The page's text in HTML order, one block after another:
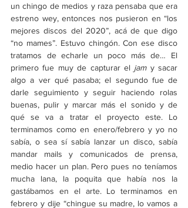
un chingo de medios y raza pensaba que era
estreno wey, entonces nos pusieron en “los
mejores discos del 2020”, acá de que digo
“no mames”. Estuvo chingón. Con ese disco
tratamos de echarle un poco más de… El
primero fue muy de capturar el jam y sacar
algo a ver qué pasaba; el segundo fue de
darle seguimiento y seguir haciendo rolas
buenas, pulir y marcar más el sonido y de
qué se va a tratar el proyecto este. Lo
terminamos como en enero/febrero y yo no
sabía, o sea sí sabía lanzar un disco, sabía
mandar mails y comunicados de prensa,
medio hacer un plan. Pero pues no teníamos
mucha lana, la poquita que había nos la
gastábamos en el arte. Lo terminamos en
febrero y dije “chingue su madre, lo vamos a